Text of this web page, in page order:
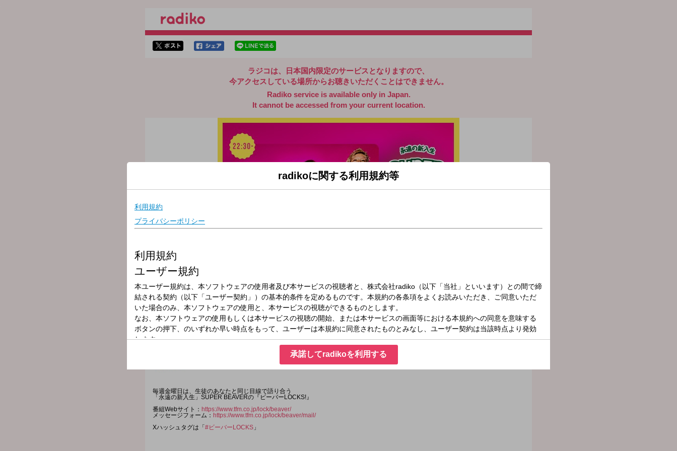
ラジコは、日本国内限定のサービスとなりますので、
今アクセスしている場所からお聴きいただくことはできません。
Radiko service is available only in Japan.
It cannot be accessed from your current location.
放送局
放送時間
2025年9月12日（金）22:30～22:55
番組名
ビーバーLOCKS!
毎週金曜日は、生徒のあなたと同じ目線で語り合う
「永遠の新入生」SUPER BEAVERの『ビーバーLOCKS!』
番組Webサイト： https://www.tfm.co.jp/lock/beaver/
メッセージフォーム： https://www.tfm.co.jp/lock/beaver/mail/
Xハッシュタグは「 #ビーバーLOCKS 」
radikoに関する利用規約等
承諾してradikoを利用する